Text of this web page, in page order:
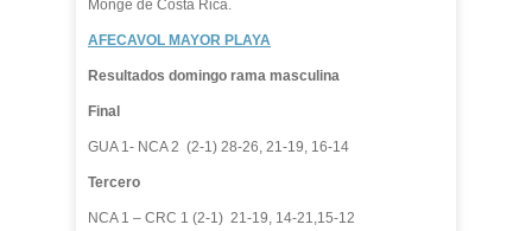
Monge de Costa Rica.
AFECAVOL MAYOR PLAYA
Resultados domingo rama masculina
Final
GUA 1- NCA 2 (2-1) 28-26, 21-19, 16-14
Tercero
NCA 1 – CRC 1 (2-1) 21-19, 14-21,15-12